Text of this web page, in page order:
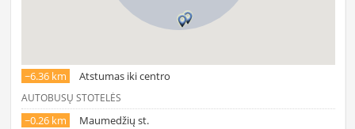
~6.36 km Atstumas iki centro
AUTOBUSŲ STOTELĖS
~0.26 km
Maumedžių st.